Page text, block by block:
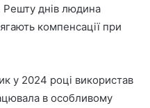
Решту днів людина
компенсації при
у 2024 році використав
в особливому